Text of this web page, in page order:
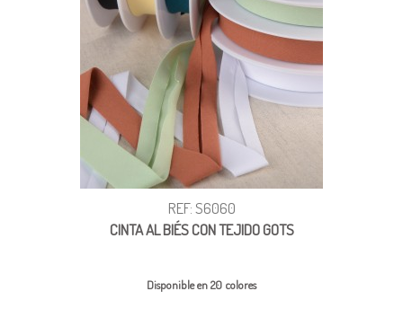
REF: S6060
CINTA AL BIÉS CON TEJIDO GOTS
Disponible en 20 colores